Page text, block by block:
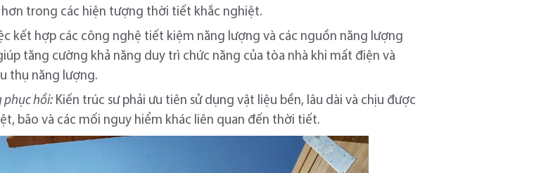
trong các hiện tượng thời tiết khắc nghiệt.
kết hợp các công nghệ tiết kiệm năng lượng và các nguồn năng lượng
tăng cường khả năng duy trì chức năng của tòa nhà khi mất điện và
thụ năng lượng.
phục hồi: Kiến trúc sư phải ưu tiên sử dụng vật liệu bền, lâu dài và chịu được
bão và các mối nguy hiểm khác liên quan đến thời tiết.